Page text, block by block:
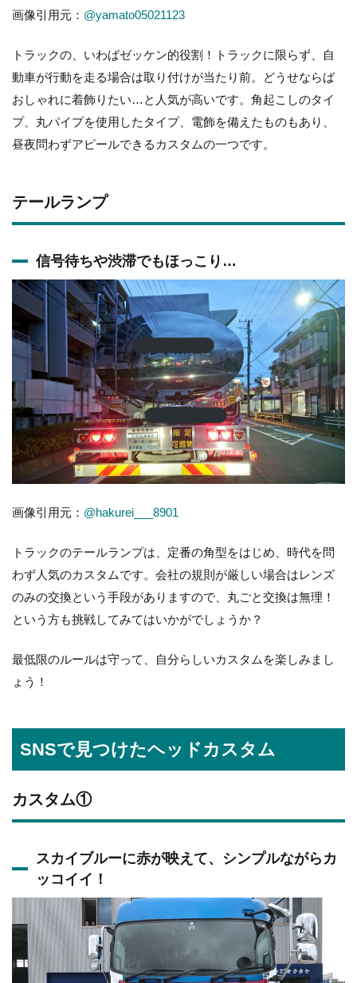
画像引用元： @yamato05021123
トラックの、いわばゼッケン的役割！トラックに限らず、自
動車が行動を走る場合は取り付けが当たり前。どうせならば
おしゃれに着飾りたい…と人気が高いです。角起こしのタイ
プ、丸パイプを使用したタイプ、電飾を備えたものもあり、
昼夜問わずアピールできるカスタムの一つです。
テールランプ
信号待ちや渋滞でもほっこり…
画像引用元： @hakurei___8901
トラックのテールランプは、定番の角型をはじめ、時代を問
わず人気のカスタムです。会社の規則が厳しい場合はレンズ
のみの交換という手段がありますので、丸ごと交換は無理！
という方も挑戦してみてはいかがでしょうか？
最低限のルールは守って、自分らしいカスタムを楽しみまし
ょう！
SNSで見つけたヘッドカスタム
カスタム①
スカイブルーに赤が映えて、シンプルながらカ
ッコイイ！